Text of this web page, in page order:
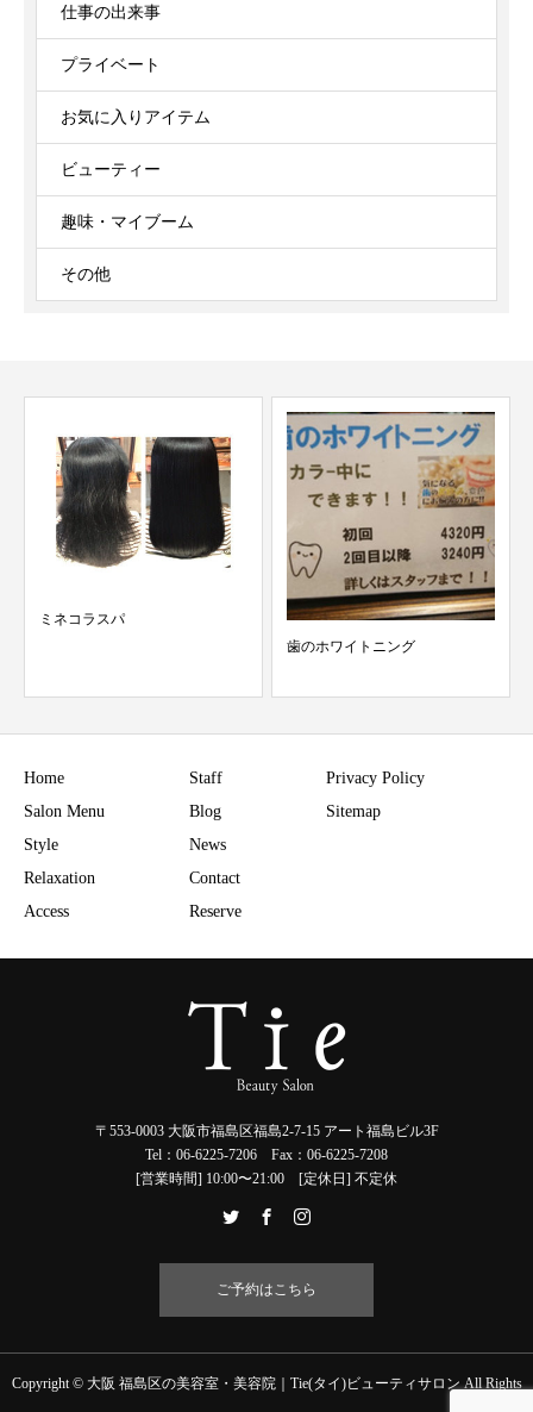
仕事の出来事
プライベート
お気に入りアイテム
ビューティー
趣味・マイブーム
その他
リラクゼーションメニューに自
Home
Salon Menu
Style
Relaxation
Access
Staff
Blog
News
Contact
Reserve
Privacy Policy
Sitemap
〒553-0003 大阪市福島区福島2-7-15 アート福島ビル3F
Tel：06-6225-7206 Fax：06-6225-7208
[営業時間] 10:00〜21:00 [定休日] 不定休
ご予約はこちら
Copyright © 大阪 福島区の美容室・美容院｜Tie(タイ)ビューティサロン All Rights